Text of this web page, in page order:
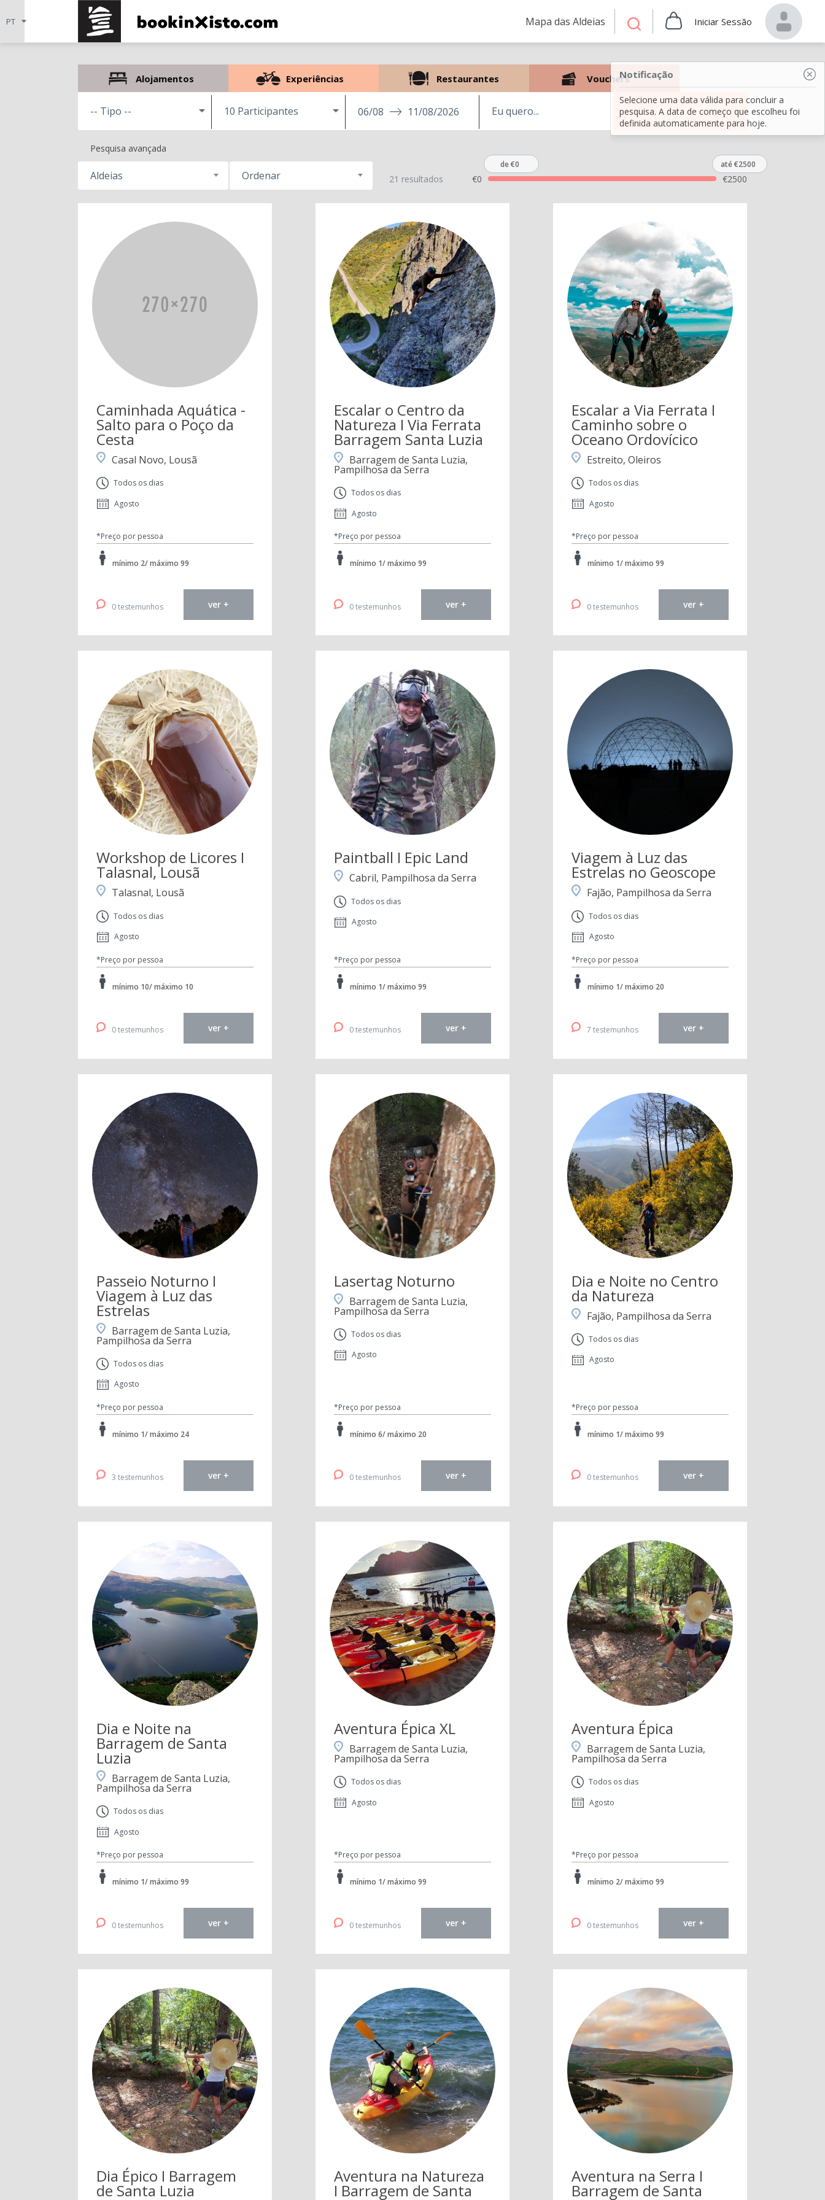
Mapa das Aldeias Iniciar Sessão
Notificação
Selecione uma data válida para concluir a
pesquisa. A data de começo que escolheu foi
definida automaticamente para hoje.
Alojamentos Experiências Restaurantes Vouchers
10 Participantes 06/08 11/08/2026 Pesquisar
Pesquisa avançada
Aldeias Ordenar 21 resultados €0
de €0 até €2500
€2500
Caminhada Aquática -
Salto para o Poço da
Cesta
Casal Novo, Lousã
Todos os dias
Agosto
*Preço por pessoa
mínimo 2/ máximo 99
0 testemunhos ver +
Escalar o Centro da
Natureza I Via Ferrata
Barragem Santa Luzia
Barragem de Santa Luzia,
Pampilhosa da Serra
Todos os dias
Agosto
*Preço por pessoa
mínimo 1/ máximo 99
0 testemunhos ver +
Escalar a Via Ferrata I
Caminho sobre o
Oceano Ordovícico
Estreito, Oleiros
Todos os dias
Agosto
*Preço por pessoa
mínimo 1/ máximo 99
0 testemunhos ver +
Workshop de Licores I
Talasnal, Lousã
Talasnal, Lousã
Todos os dias
Agosto
*Preço por pessoa
mínimo 10/ máximo 10
0 testemunhos ver +
Paintball I Epic Land
Cabril, Pampilhosa da Serra
Todos os dias
Agosto
*Preço por pessoa
mínimo 1/ máximo 99
0 testemunhos ver +
Viagem à Luz das
Estrelas no Geoscope
Fajão, Pampilhosa da Serra
Todos os dias
Agosto
*Preço por pessoa
mínimo 1/ máximo 20
7 testemunhos ver +
Passeio Noturno I
Viagem à Luz das
Estrelas
Barragem de Santa Luzia,
Pampilhosa da Serra
Todos os dias
Agosto
*Preço por pessoa
mínimo 1/ máximo 24
3 testemunhos ver +
Lasertag Noturno
Barragem de Santa Luzia,
Pampilhosa da Serra
Todos os dias
Agosto
*Preço por pessoa
mínimo 6/ máximo 20
0 testemunhos ver +
Dia e Noite no Centro
da Natureza
Fajão, Pampilhosa da Serra
Todos os dias
Agosto
*Preço por pessoa
mínimo 1/ máximo 99
0 testemunhos ver +
Dia e Noite na
Barragem de Santa
Luzia
Barragem de Santa Luzia,
Pampilhosa da Serra
Todos os dias
Agosto
*Preço por pessoa
mínimo 1/ máximo 99
0 testemunhos ver +
Aventura Épica XL
Barragem de Santa Luzia,
Pampilhosa da Serra
Todos os dias
Agosto
*Preço por pessoa
mínimo 1/ máximo 99
0 testemunhos ver +
Aventura Épica
Barragem de Santa Luzia,
Pampilhosa da Serra
Todos os dias
Agosto
*Preço por pessoa
mínimo 2/ máximo 99
0 testemunhos ver +
Dia Épico I Barragem
de Santa Luzia
Aventura na Natureza
I Barragem de Santa
Aventura na Serra I
Barragem de Santa